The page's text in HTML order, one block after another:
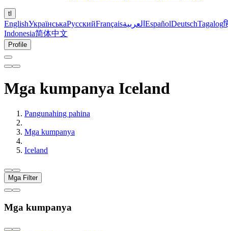
tl
EnglishУкраїнськаРусскийFrançaisالعربية EspañolDeutschTagalog
Indonesia简体中文
Profile
Mga kumpanya Iceland
Pangunahing pahina
Mga kumpanya
Iceland
Mga Filter
Mga kumpanya